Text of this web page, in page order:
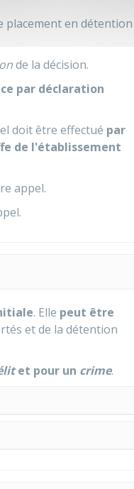
placement en détention
de la décision.
par déclaration
doit être effectué par
de l'établissement
appel.
. Elle peut être
et de la détention
et pour un crime.